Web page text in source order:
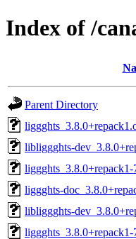
Index of /
Parent Directory
libliggghts-
liggghts_3.8.0+repack1-
liggghts-
libliggghts-